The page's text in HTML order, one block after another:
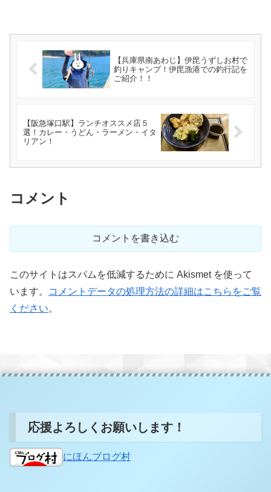
【兵庫県南あわじ】伊毘うずしお村で
釣りキャンプ！伊毘漁港での釣行記を
ご紹介！！
【阪急塚口駅】ランチオススメ店５
選！カレー・うどん・ラーメン・イタ
リアン！
コメント
コメントを書き込む
このサイトはスパムを低減するために Akismet を使って
います。
コメントデータの処理方法の詳細はこちらをご覧
ください。
応援よろしくお願いします！
にほんブログ村